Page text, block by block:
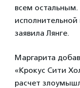
всем
заявила Лянге.
Маргарита
«Крокус Сити
расчет